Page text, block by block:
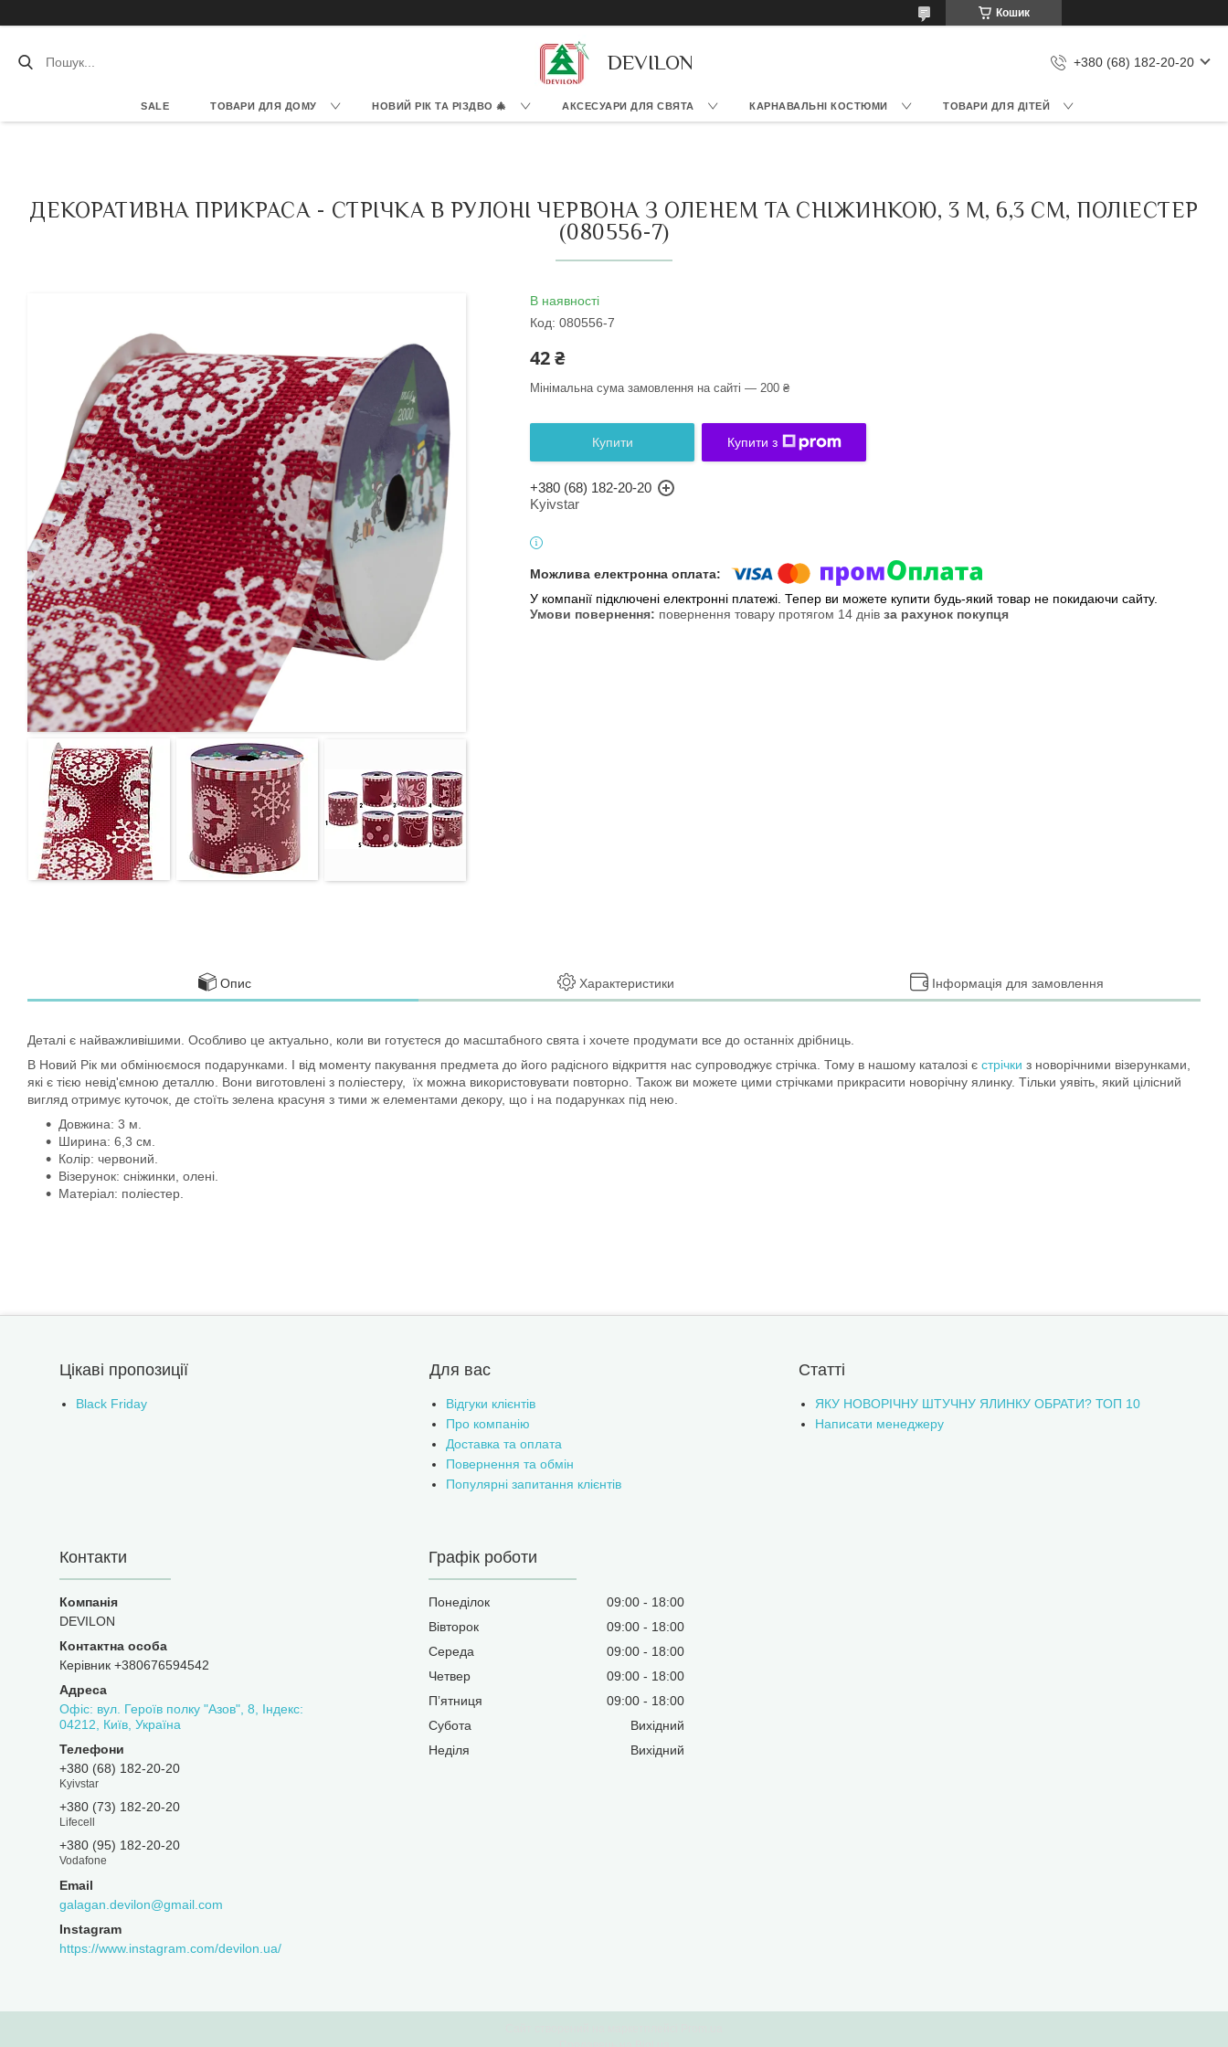
Кошик
DEVILON +380 (68) 182-20-20
SALE ТОВАРИ ДЛЯ ДОМУ НОВИЙ РІК ТА РІЗДВО 🎄 АКСЕСУАРИ ДЛЯ СВЯТА КАРНАВАЛЬНІ КОСТЮМИ ТОВАРИ ДЛЯ ДІТЕЙ
ДЕКОРАТИВНА ПРИКРАСА - СТРІЧКА В РУЛОНІ ЧЕРВОНА З ОЛЕНЕМ ТА СНІЖИНКОЮ, 3 М, 6,3 СМ, ПОЛІЕСТЕР
(080556-7)
В наявності
Код: 080556-7
42 ₴
Мінімальна сума замовлення на сайті — 200 ₴
Купити Купити з
+380 (68) 182-20-20
Kyivstar
У компанії підключені електронні платежі. Тепер ви можете купити будь-який товар не покидаючи сайту.
повернення товару протягом 14 днів за рахунок покупця
Опис Характеристики Інформація для замовлення
Деталі є найважливішими. Особливо це актуально, коли ви готуєтеся до масштабного свята і хочете продумати все до останніх дрібниць.
В Новий Рік ми обмінюємося подарунками. І від моменту пакування предмета до його радісного відкриття нас супроводжує стрічка. Тому в нашому каталозі є стрічки з новорічними візерунками,
які є тією невід'ємною деталлю. Вони виготовлені з поліестеру, їх можна використовувати повторно. Також ви можете цими стрічками прикрасити новорічну ялинку. Тільки уявіть, який цілісний
вигляд отримує куточок, де стоїть зелена красуня з тими ж елементами декору, що і на подарунках під нею.
Довжина: 3 м.
Ширина: 6,3 см.
Колір: червоний.
Візерунок: сніжинки, олені.
Матеріал: поліестер.
Цікаві пропозиції
Black Friday
Для вас
Відгуки клієнтів
Про компанію
Доставка та оплата
Повернення та обмін
Популярні запитання клієнтів
Статті
ЯКУ НОВОРІЧНУ ШТУЧНУ ЯЛИНКУ ОБРАТИ? ТОП 10
Написати менеджеру
Контакти
DEVILON
Керівник +380676594542
Офіс: вул. Героїв полку "Азов", 8, Індекс:
04212, Київ, Україна
+380 (68) 182-20-20
Kyivstar
+380 (73) 182-20-20
Lifecell
+380 (95) 182-20-20
Vodafone
galagan.devilon@gmail.com
Instagram
https://www.instagram.com/devilon.ua/
Графік роботи
Понеділок 09:00
18:00
Вівторок
09:00
18:00
Середа
09:00
18:00
Четвер
09:00
18:00
Пʼятниця
09:00
18:00
Субота
Вихідний
Неділя
Вихідний